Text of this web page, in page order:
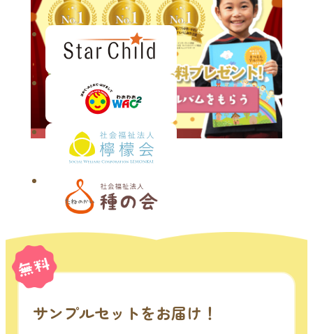
サンプルセットをお届け！